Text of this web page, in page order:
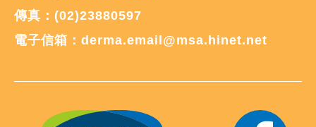
傳真：(02)23880597
電子信箱： derma.email@msa.hinet.net